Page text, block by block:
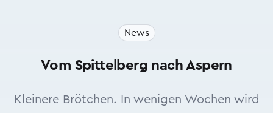
News
Vom Spittelberg nach Aspern
Kleinere Brötchen. In wenigen Wochen wird